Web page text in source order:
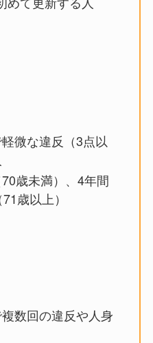
微な違反（3点以
歳未満）、4年間
歳以上）
複数回の違反や人身